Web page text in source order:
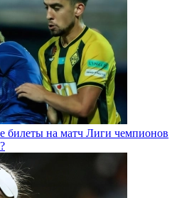
билеты на матч Лиги чемпионов